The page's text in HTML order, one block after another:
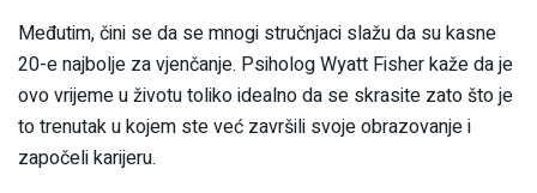
Međutim, čini se da se mnogi stručnjaci slažu da su kasne
20-e najbolje za vjenčanje. Psiholog Wyatt Fisher kaže da je
ovo vrijeme u životu toliko idealno da se skrasite zato što je
to trenutak u kojem ste već završili svoje obrazovanje i
započeli karijeru.